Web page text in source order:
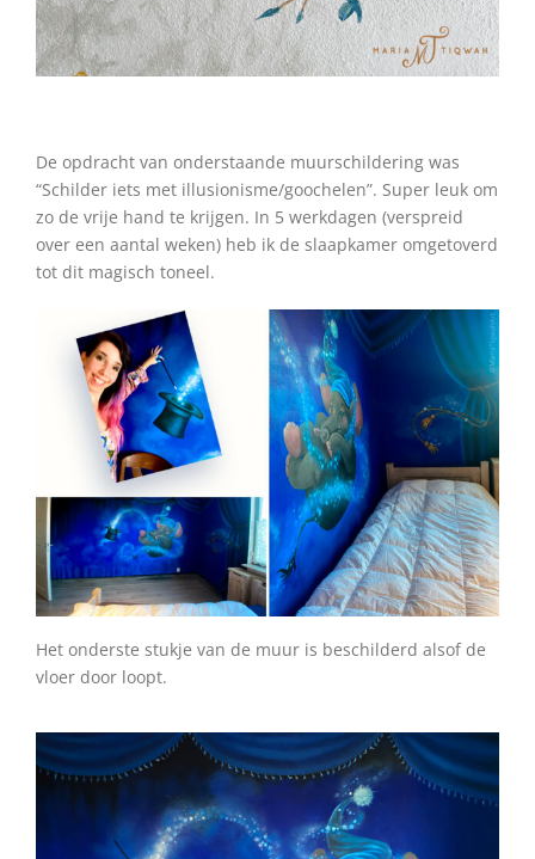
De opdracht van onderstaande muurschildering was
“Schilder iets met illusionisme/goochelen”. Super leuk om
zo de vrije hand te krijgen. In 5 werkdagen (verspreid
over een aantal weken) heb ik de slaapkamer omgetoverd
tot dit magisch toneel.
Het onderste stukje van de muur is beschilderd alsof de
vloer door loopt.